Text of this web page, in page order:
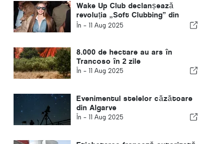
Wake Up Club declanșează
revoluția „Soft Clubbing” din
Lisabona
În - 11 Aug 2025
8.000 de hectare au ars în
Trancoso în 2 zile
În - 11 Aug 2025
Evenimentul stelelor căzătoare
din Algarve
În - 11 Aug 2025